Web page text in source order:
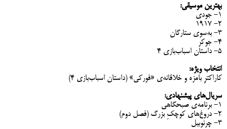
بهترین موسیقی:
۱- جودی
۲- ۱۹۱۷
۳- به‌سوی ستارگان
۴- جوکر
۵- داستان اسباب‌بازی ۴
انتخاب ویژه:
کاراکترِ بامزه و خلاقانه‌ی «فورکی» (داستان اسباب‌بازی ۴)
سریال‌های پیشنهادی:
۱- برنامه‌ی صبحگاهی
۲- دروغ‌های کوچکِ بزرگ (فصل دوم)
۳- چرنوبیل